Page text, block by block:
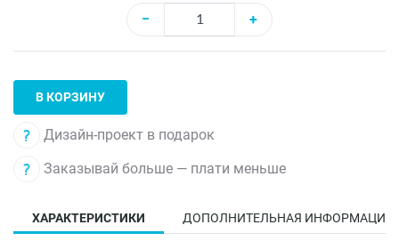
−
+
В КОРЗИНУ
Дизайн-проект в подарок
Заказывай больше — плати меньше
ХАРАКТЕРИСТИКИ ДОПОЛНИТЕЛЬНАЯ ИНФОРМАЦИЯ